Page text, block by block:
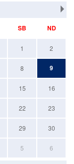
SB ND
1 2
8 9
15 16
22 23
29 30
5 6